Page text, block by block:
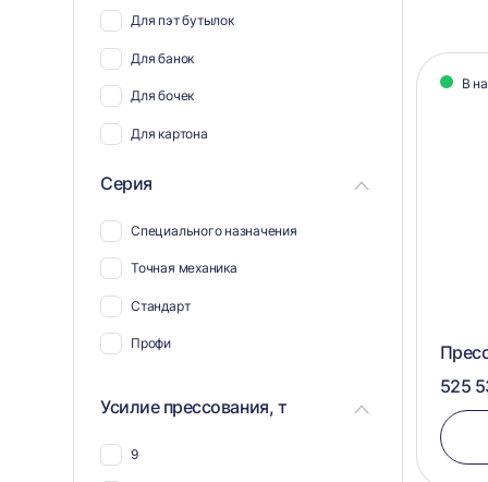
Для пэт бутылок
Для банок
Для бочек
Для картона
Серия
Специального назначения
Точная механика
Стандарт
Профи
Усилие прессования, т
9
В
525